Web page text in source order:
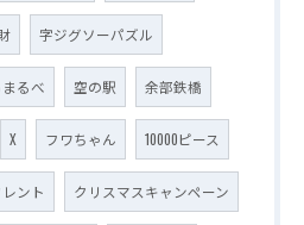
字ジグソーパズル
るべ 空の駅 余部鉄橋
X フワちゃん 10000ピース
ント クリスマスキャンペーン